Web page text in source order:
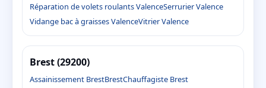
Réparation de volets roulants ValenceSerrurier Valence
Vidange bac à graisses ValenceVitrier Valence
Brest (29200)
Assainissement BrestBrestChauffagiste Brest